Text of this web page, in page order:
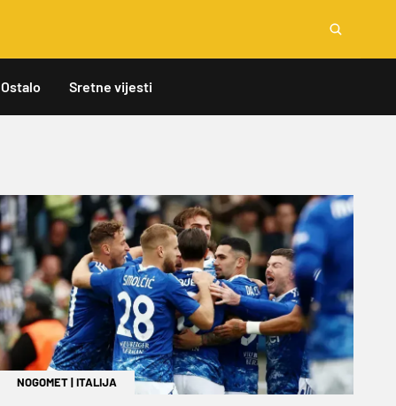
Ostalo Sretne vijesti
NOGOMET|ITALIJA